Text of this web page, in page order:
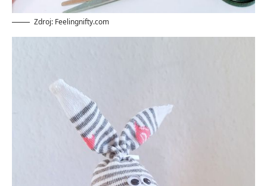
Zdroj: Feelingnifty.com